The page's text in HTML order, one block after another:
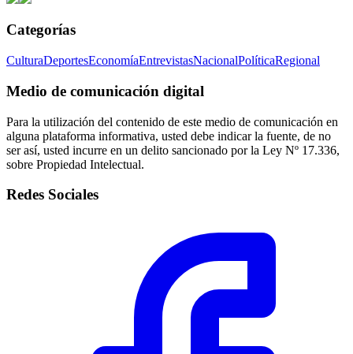
Categorías
CulturaDeportesEconomíaEntrevistasNacionalPolíticaRegional
Medio de comunicación digital
Para la utilización del contenido de este medio de comunicación en
alguna plataforma informativa, usted debe indicar la fuente, de no
ser así, usted incurre en un delito sancionado por la Ley Nº 17.336,
sobre Propiedad Intelectual.
Redes Sociales